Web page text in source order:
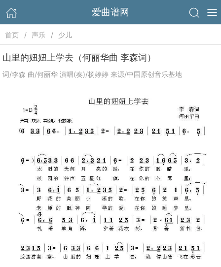
爱曲谱网
首页 声乐 少儿
山里的妞妞上学去（何丽华曲 李森词）
词/李森 曲/何丽华 演唱(奏)/杨婷婷 来源/中国原创音乐基地